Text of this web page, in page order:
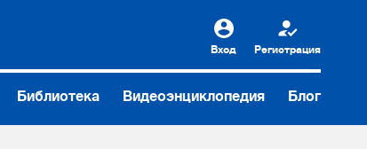
Вход Регистрация
Библиотека Видеоэнциклопедия Блог